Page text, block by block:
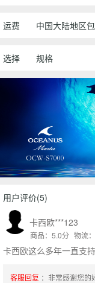
运费 中国大陆地区
选择 规格
用户评价(5)
卡西欧***123
商品：5.0分 物流
卡西欧这么多年一直支
客服回复 ：非常感谢您